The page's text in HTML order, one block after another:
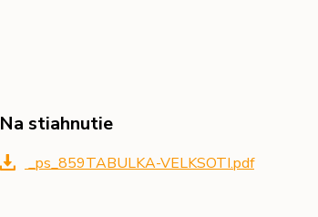
Na stiahnutie
_ps_859TABULKA-VELKSOTI.pdf